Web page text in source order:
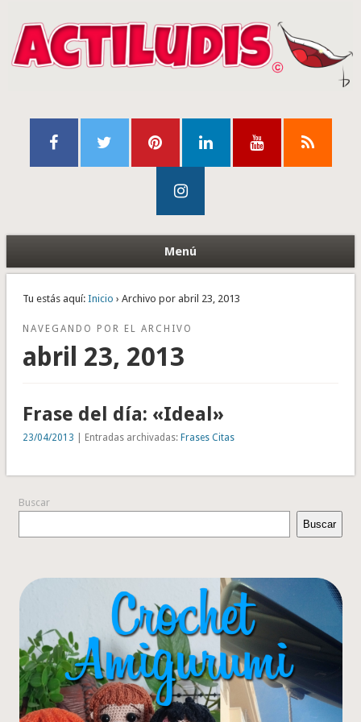
Menú
Tu estás aquí: Inicio › Archivo por abril 23, 2013
NAVEGANDO POR EL ARCHIVO
abril 23, 2013
Frase del día: «Ideal»
23/04/2013 | Entradas archivadas: Frases Citas
Buscar
Buscar